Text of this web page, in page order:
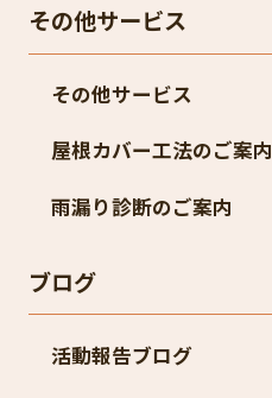
その他サービス
その他サービス
屋根カバー工法のご案内
雨漏り診断のご案内
ブログ
活動報告ブログ